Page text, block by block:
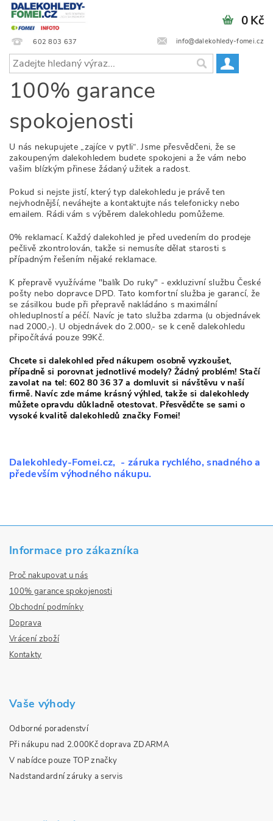
602 803 637 info@dalekohledy-fomei.cz
0 Kč
100% garance
spokojenosti
U nás nekupujete „zajíce v pytli“. Jsme přesvědčeni, že se
zakoupeným dalekohledem budete spokojeni a že vám nebo
vašim blízkým přinese žádaný užitek a radost.
Pokud si nejste jistí, který typ dalekohledu je právě ten
nejvhodnější, neváhejte a kontaktujte nás telefonicky nebo
emailem. Rádi vám s výběrem dalekohledu pomůžeme.
0% reklamací. Každý dalekohled je před uvedením do prodeje
pečlivě zkontrolován, takže si nemusíte dělat starosti s
případným řešením nějaké reklamace.
K přepravě využíváme "balík Do ruky" - exkluzivní službu České
pošty nebo dopravce DPD. Tato komfortní služba je garancí, že
se zásilkou bude při přepravě nakládáno s maximální
ohleduplností a péčí. Navíc je tato služba zdarma (u objednávek
nad 2000,-). U objednávek do 2.000,- se k ceně dalekohledu
připočítává pouze 99Kč.
Chcete si dalekohled před nákupem osobně vyzkoušet,
případně si porovnat jednotlivé modely? Žádný problém! Stačí
zavolat na tel: 602 80 36 37 a domluvit si návštěvu v naší
firmě. Navíc zde máme krásný výhled, takže si dalekohledy
můžete opravdu důkladně otestovat. Přesvědčte se sami o
vysoké kvalitě dalekohledů značky Fomei!
Dalekohledy-Fomei.cz, - záruka rychlého, snadného a
především výhodného nákupu.
Informace pro zákazníka
Proč nakupovat u nás
100% garance spokojenosti
Obchodní podmínky
Doprava
Vrácení zboží
Kontakty
Vaše výhody
Odborné poradenství
Při nákupu nad 2.000Kč doprava ZDARMA
V nabídce pouze TOP značky
Nadstandardní záruky a servis